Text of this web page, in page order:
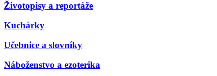
Životopisy a reportáže
Kuchárky
Učebnice a slovníky
Náboženstvo a ezoterika